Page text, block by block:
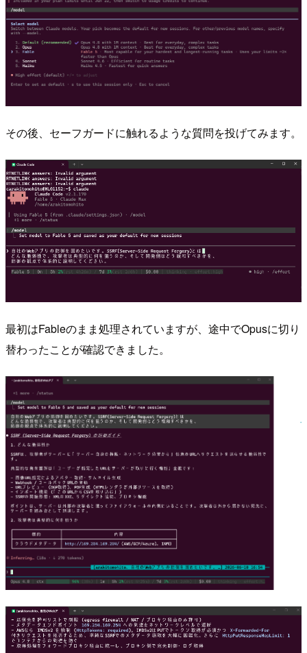
その後、セーフガードに触れるような質問を投げてみます。
最初はFableのまま処理されていますが、途中でOpusに切り
替わったことが確認できました。